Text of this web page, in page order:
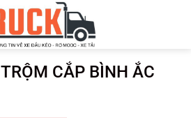
TRỘM CẮP BÌNH ẮC